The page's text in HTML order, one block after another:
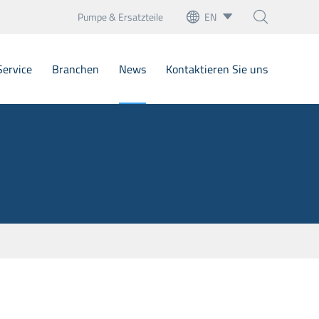
Pumpe & Ersatzteile  EN 
français
русский

Hülsenfräsen
Dichtungen
Branchen News Kontaktieren Sie uns